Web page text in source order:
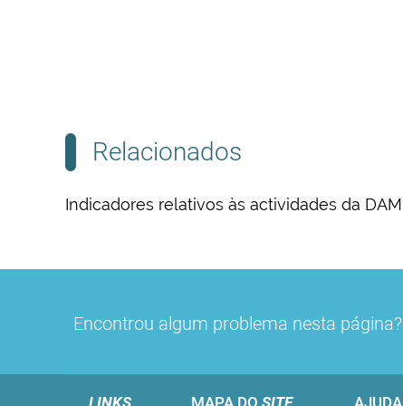
Relacionados
Indicadores relativos às actividades da DAM
Encontrou algum problema nesta página?